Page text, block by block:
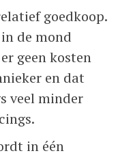
goedkoop.
de mond
geen kosten
en dat
veel minder
in één